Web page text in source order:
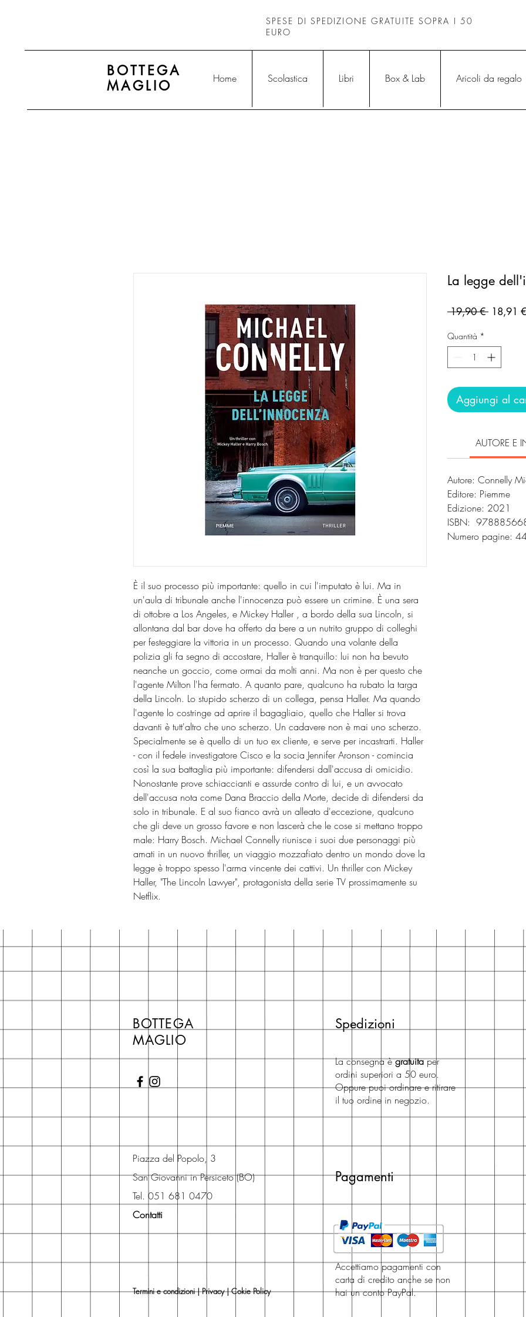
SPESE DI SPEDIZIONE GRATUITE SOPRA I 50
EURO
BOTTEGA
MAGLIO
Home Scolastica Libri Box & Lab Aricoli da regalo
È il suo processo più importante: quello in cui l'imputato è lui. Ma in
un'aula di tribunale anche l'innocenza può essere un crimine. È una sera
di ottobre a Los Angeles, e Mickey Haller , a bordo della sua Lincoln, si
allontana dal bar dove ha offerto da bere a un nutrito gruppo di colleghi
per festeggiare la vittoria in un processo. Quando una volante della
polizia gli fa segno di accostare, Haller è tranquillo: lui non ha bevuto
neanche un goccio, come ormai da molti anni. Ma non è per questo che
l'agente Milton l'ha fermato. A quanto pare, qualcuno ha rubato la targa
della Lincoln. Lo stupido scherzo di un collega, pensa Haller. Ma quando
l'agente lo costringe ad aprire il bagagliaio, quello che Haller si trova
davanti è tutt'altro che uno scherzo. Un cadavere non è mai uno scherzo.
Specialmente se è quello di un tuo ex cliente, e serve per incastrarti. Haller
- con il fedele investigatore Cisco e la socia Jennifer Aronson - comincia
così la sua battaglia più importante: difendersi dall'accusa di omicidio.
Nonostante prove schiaccianti e assurde contro di lui, e un avvocato
dell'accusa nota come Dana Braccio della Morte, decide di difendersi da
solo in tribunale. E al suo fianco avrà un alleato d'eccezione, qualcuno
che gli deve un grosso favore e non lascerà che le cose si mettano troppo
male: Harry Bosch. Michael Connelly riunisce i suoi due personaggi più
amati in un nuovo thriller, un viaggio mozzafiato dentro un mondo dove la
legge è troppo spesso l'arma vincente dei cattivi. Un thriller con Mickey
Haller, "The Lincoln Lawyer", protagonista della serie TV prossimamente su
Netflix.
La legge
19,90 € Prezzo
18,91 €
Quantità *
Aggiungi al
AUTORE E
Autore: Connelly
Editore: Piemme
Edizione: 2021
ISBN:
Numero pagine:
BOTTEGA
MAGLIO
Piazza del Popolo, 3
San Giovanni in Persiceto (BO)
Tel. 051 681 0470
Contatti
Termini e condizioni|Privacy|Cokie Policy
Spedizioni
La consegna ègratuitaper
ordini superiori a 50 euro.
Oppure puoi ordinare e ritirare
il tuo ordine in negozio.
Pagamenti
Accettiamo pagamenti con
carta di credito anche se non
hai un conto PayPal.